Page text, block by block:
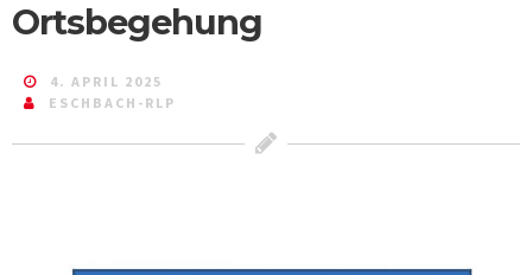
Ortsbegehung
4. APRIL 2025
ESCHBACH-RLP